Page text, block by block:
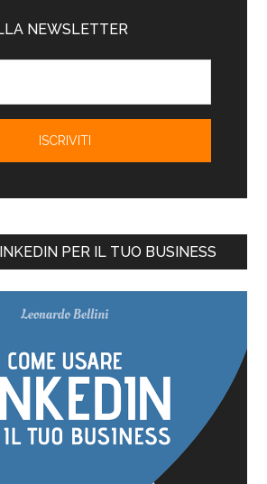
NEWSLETTER
PER IL TUO BUSINESS